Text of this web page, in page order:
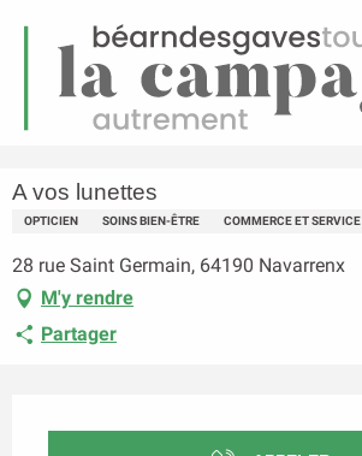
Menu
A vos lunettes
A vos lunettes
OPTICIEN SOINS BIEN-ÊTRE COMMERCE ET SERVICE
28 rue Saint Germain, 64190 Navarrenx
M'y rendre
Partager